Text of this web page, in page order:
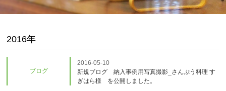
2016年
ブログ
2016-05-10
新規ブログ 納入事例用写真撮影_さんぷう料理 す
ぎはら様 を公開しました。